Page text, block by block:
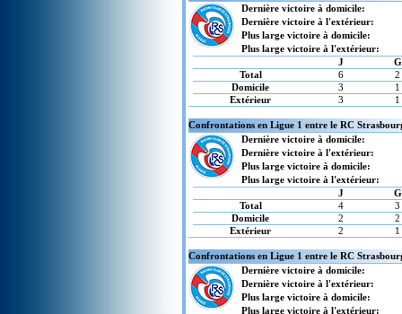
Dernière victoire à domicile:
Dernière victoire à l'extérieur:
Plus large victoire à domicile:
Plus large victoire à l'extérieur:
J
G
Total
6
2
Domicile
3
1
Extérieur
3 1
Confrontations en Ligue 1 entre le RC
Dernière victoire à domicile:
Dernière victoire à l'extérieur:
Plus large victoire à domicile:
Plus large victoire à l'extérieur:
J
G
Total
4
3
Domicile
2
2
Extérieur
2 1
Confrontations en Ligue 1 entre le RC
Dernière victoire à domicile:
Dernière victoire à l'extérieur:
Plus large victoire à domicile:
Plus large victoire à l'extérieur: